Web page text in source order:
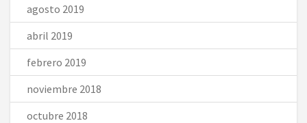
agosto 2019
abril 2019
febrero 2019
noviembre 2018
octubre 2018